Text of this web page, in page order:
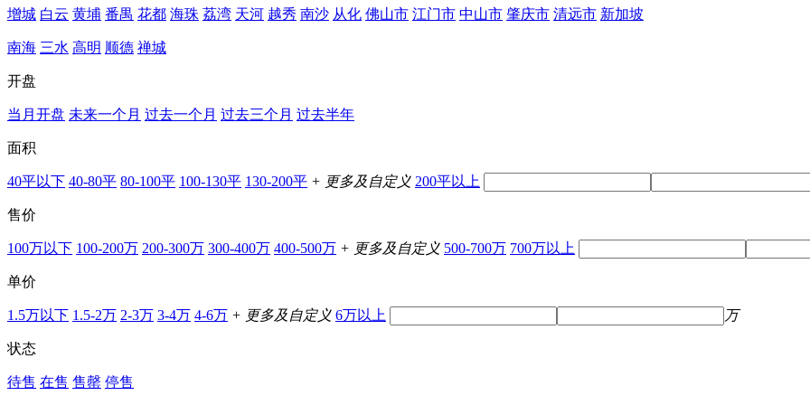
增城 白云 黄埔 番禺 花都 海珠 荔湾 天河 越秀 南沙 从化 佛山市 江门市 中山市 肇庆市 清远市 新加坡
南海 三水 高明 顺德 禅城
开盘
当月开盘 未来一个月 过去一个月 过去三个月 过去半年
面积
40平以下 40-80平 80-100平 100-130平 130-200平 + 更多及自定义 200平以上
售价
100万以下 100-200万 200-300万 300-400万 400-500万 + 更多及自定义 500-700万 700万以上
单价
1.5万以下 1.5-2万 2-3万 3-4万 4-6万 + 更多及自定义 6万以上 万
状态
待售 在售 售罄 停售